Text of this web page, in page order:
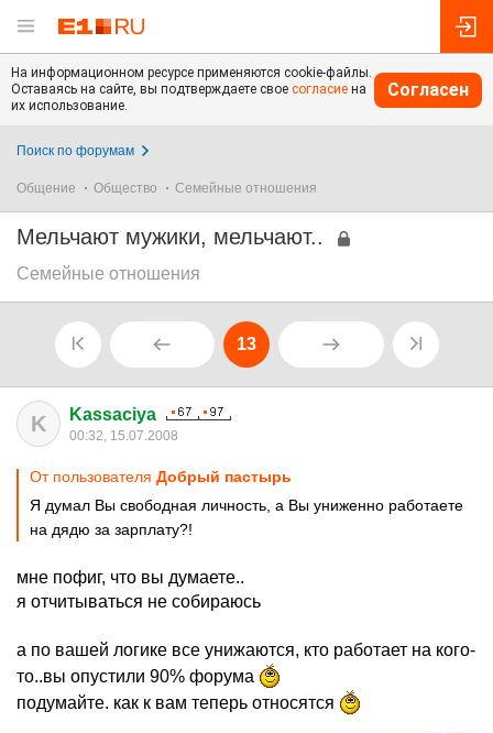
На информационном ресурсе применяются cookie-файлы.
Оставаясь на сайте, вы подтверждаете свое согласие на
их использование.
Согласен
Поиск по форумам
Общение Общество Семейные отношения
Мельчают мужики, мельчают..
Семейные отношения
13
K Kassaciya
00:32, 15.07.2008
От пользователя Добрый пастырь
Я думал Вы свободная личность, а Вы униженно работаете
на дядю за зарплату?!
мне пофиг, что вы думаете..
я отчитываться не собираюсь
а по вашей логике все унижаются, кто работает на кого-
то..вы опустили 90% форума
подумайте. как к вам теперь относятся